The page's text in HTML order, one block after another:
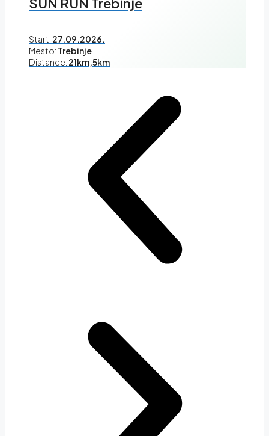
Start: 27.09.2026.
Mesto: Trebinje
Distance: 21km,5km